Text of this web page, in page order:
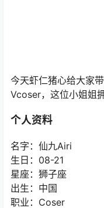
今天虾仁猪心给大家
Vcoser，这位小姐姐
个人资料
名字：仙九Airi
生日：08-21
星座：狮子座
出生：中国
职业：Coser